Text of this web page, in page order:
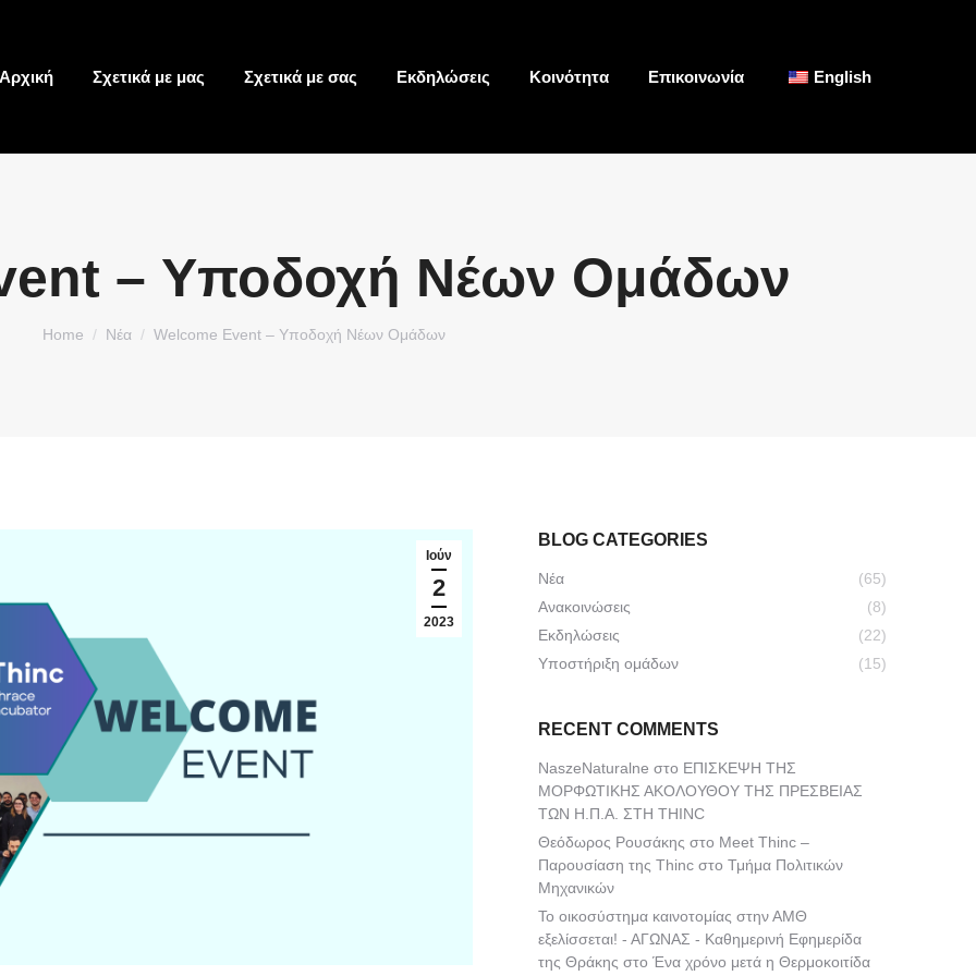
Αρχική Σχετικά με μας Σχετικά με σας Εκδηλώσεις Κοινότητα Επικοινωνία English
– Υποδοχή Νέων Ομάδων
You are here:
Home Νέα Welcome Event – Υποδοχή Νέων Ομάδων
Ιούν
2
2023
BLOG CATEGORIES
Νέα
(65)
Ανακοινώσεις
(8)
Εκδηλώσεις
(22)
Υποστήριξη ομάδων
(15)
RECENT COMMENTS
NaszeNaturalne στο ΕΠΙΣΚΕΨΗ ΤΗΣ
ΜΟΡΦΩΤΙΚΗΣ ΑΚΟΛΟΥΘΟΥ ΤΗΣ ΠΡΕΣΒΕΙΑΣ
ΤΩΝ Η.Π.Α. ΣΤΗ THINC
Θεόδωρος Ρουσάκης στο Meet Thinc –
Παρουσίαση της Thinc στο Τμήμα Πολιτικών
Μηχανικών
Το οικοσύστημα καινοτομίας στην ΑΜΘ
εξελίσσεται! - ΑΓΩΝΑΣ - Καθημερινή Εφημερίδα
της Θράκης στο Ένα χρόνο μετά η Θερμοκοιτίδα